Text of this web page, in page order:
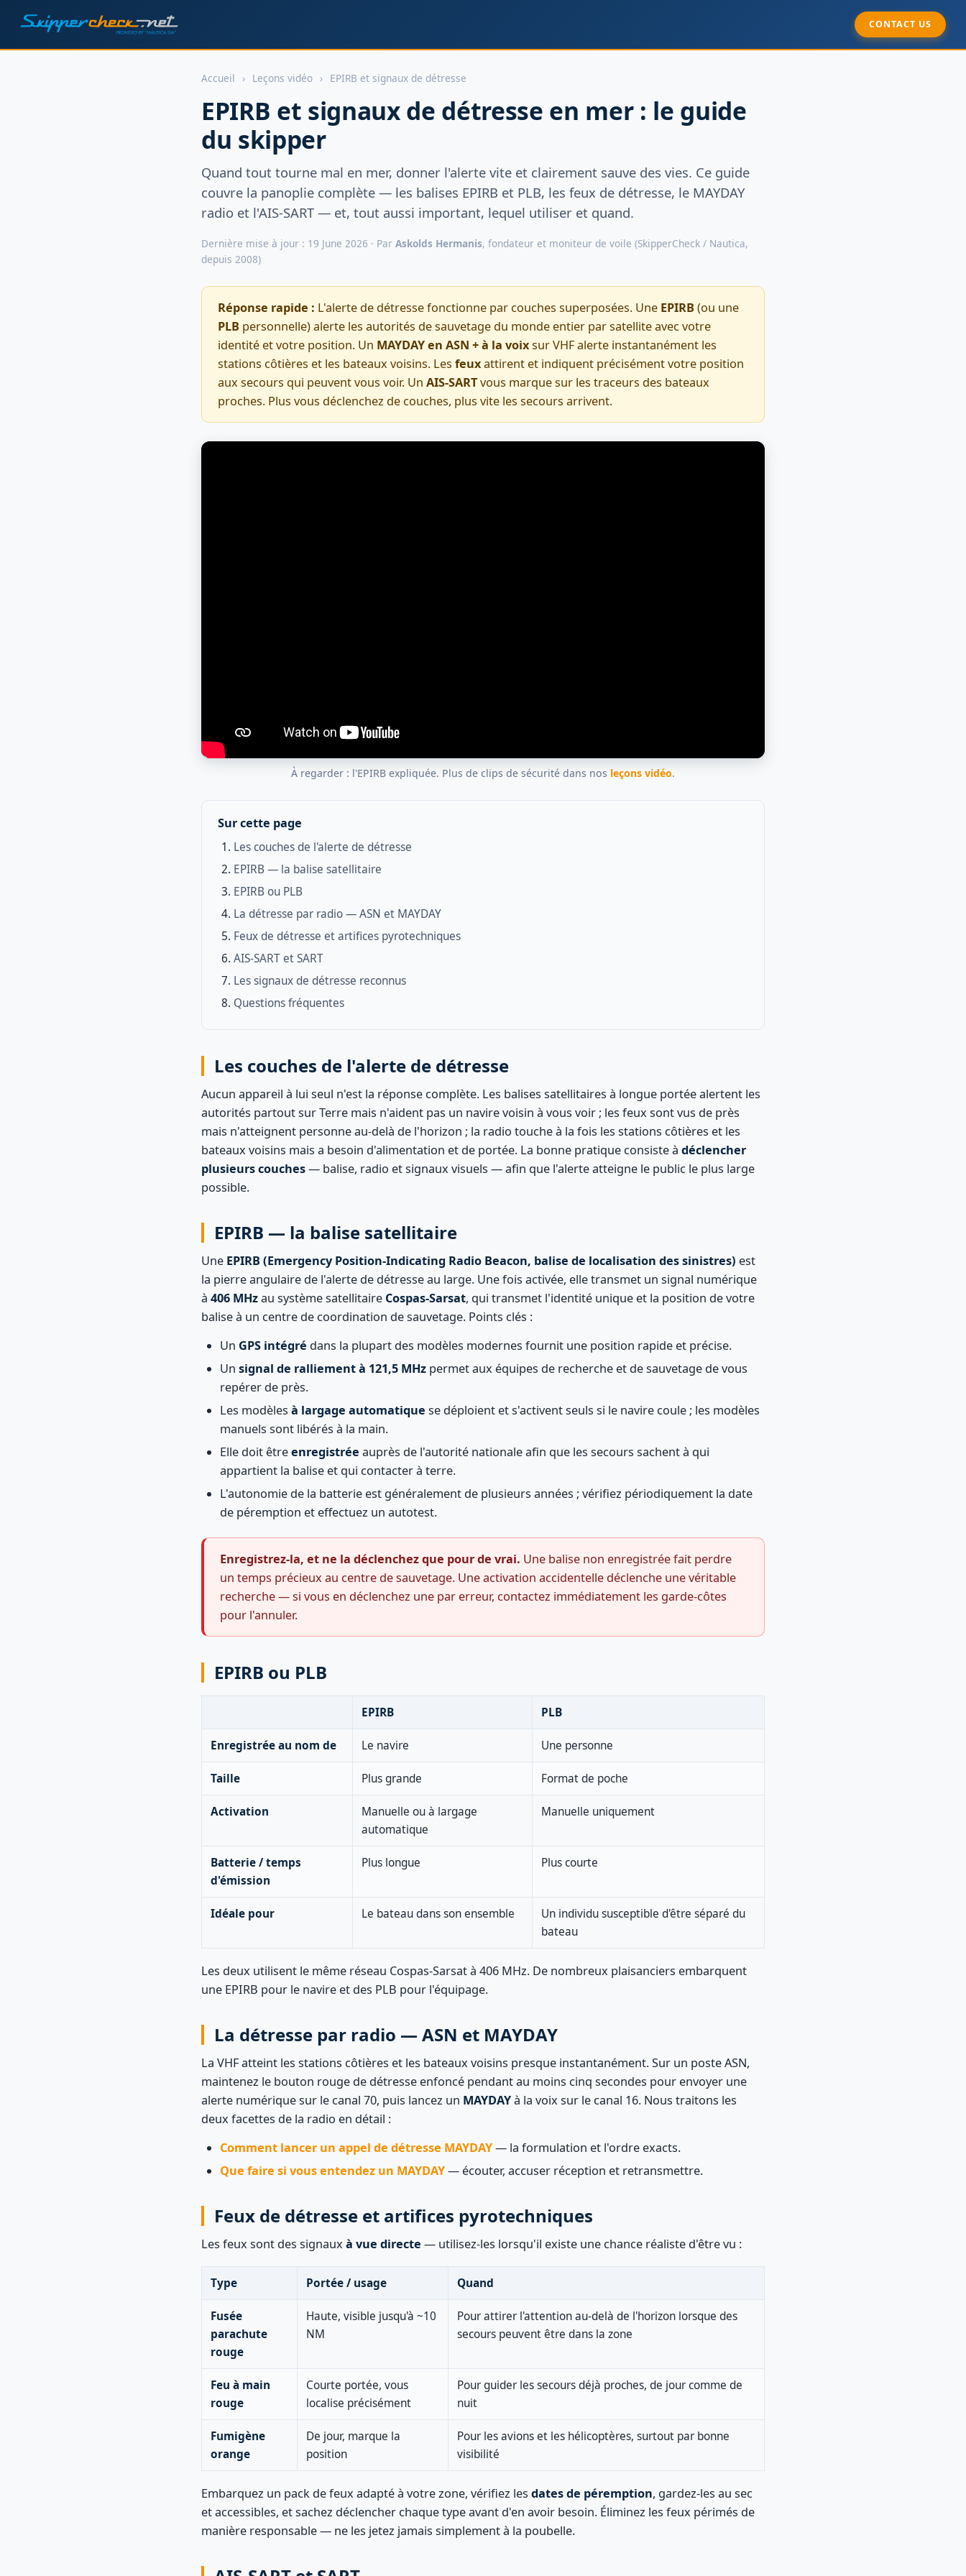
CONTACT US
Accueil › Leçons vidéo › EPIRB et signaux de détresse
EPIRB et signaux de détresse en mer : le guide
du skipper
Quand tout tourne mal en mer, donner l'alerte vite et clairement sauve des vies. Ce guide
couvre la panoplie complète — les balises EPIRB et PLB, les feux de détresse, le MAYDAY
radio et l'AIS-SART — et, tout aussi important, lequel utiliser et quand.
Dernière mise à jour : 19 June 2026 · Par Askolds Hermanis, fondateur et moniteur de voile (SkipperCheck / Nautica,
depuis 2008)
Réponse rapide : L'alerte de détresse fonctionne par couches superposées. Une EPIRB (ou une
PLB personnelle) alerte les autorités de sauvetage du monde entier par satellite avec votre
identité et votre position. Un MAYDAY en ASN + à la voixsur VHF alerte instantanément les
stations côtières et les bateaux voisins. Les feuxattirent et indiquent précisément votre position
aux secours qui peuvent vous voir. Un AIS-SARTvous marque sur les traceurs des bateaux
proches. Plus vous déclenchez de couches, plus vite les secours arrivent.
À regarder : l'EPIRB expliquée. Plus de clips de sécurité dans nos leçons vidéo.
Sur cette page
Les couches de l'alerte de détresse
EPIRB — la balise satellitaire
EPIRB ou PLB
La détresse par radio — ASN et MAYDAY
Feux de détresse et artifices pyrotechniques
AIS-SART et SART
Les signaux de détresse reconnus
Questions fréquentes
Les couches de l'alerte de détresse
Aucun appareil à lui seul n'est la réponse complète. Les balises satellitaires à longue portée alertent les
autorités partout sur Terre mais n'aident pas un navire voisin à vous voir ; les feux sont vus de près
mais n'atteignent personne au-delà de l'horizon ; la radio touche à la fois les stations côtières et les
bateaux voisins mais a besoin d'alimentation et de portée. La bonne pratique consiste à déclencher
plusieurs couches— balise, radio et signaux visuels — afin que l'alerte atteigne le public le plus large
possible.
EPIRB — la balise satellitaire
Une EPIRB (Emergency Position-Indicating Radio Beacon, balise de localisation des sinistres) est
la pierre angulaire de l'alerte de détresse au large. Une fois activée, elle transmet un signal numérique
à 406 MHzau système satellitaire Cospas-Sarsat, qui transmet l'identité unique et la position de votre
balise à un centre de coordination de sauvetage. Points clés :
Un GPS intégré dans la plupart des modèles modernes fournit une position rapide et précise.
Un signal de ralliement à 121,5 MHz permet aux équipes de recherche et de sauvetage de vous
repérer de près.
Les modèles à largage automatique se déploient et s'activent seuls si le navire coule ; les modèles
manuels sont libérés à la main.
Elle doit êtreenregistrée auprès de l'autorité nationale afin que les secours sachent à qui
appartient la balise et qui contacter à terre.
L'autonomie de la batterie est généralement de plusieurs années ; vérifiez périodiquement la date
de péremption et effectuez un autotest.
Enregistrez-la, et ne la déclenchez que pour de vrai. Une balise non enregistrée fait perdre
un temps précieux au centre de sauvetage. Une activation accidentelle déclenche une véritable
recherche — si vous en déclenchez une par erreur, contactez immédiatement les garde-côtes
pour l'annuler.
EPIRB ou PLB
EPIRB PLB
Enregistrée au nom de Le navire Une personne
Taille Plus grande Format de poche
Activation
Manuelle ou à largage
automatique
Manuelle uniquement
Batterie / temps
d'émission
Plus longue Plus courte
Idéale pour Le bateau dans son ensemble
Un individu susceptible d'être séparé du
bateau
Les deux utilisent le même réseau Cospas-Sarsat à 406 MHz. De nombreux plaisanciers embarquent
une EPIRB pour le navire et des PLB pour l'équipage.
La détresse par radio — ASN et MAYDAY
La VHF atteint les stations côtières et les bateaux voisins presque instantanément. Sur un poste ASN,
maintenez le bouton rouge de détresse enfoncé pendant au moins cinq secondes pour envoyer une
alerte numérique sur le canal 70, puis lancez un MAYDAYà la voix sur le canal 16. Nous traitons les
deux facettes de la radio en détail :
Comment lancer un appel de détresse MAYDAY— la formulation et l'ordre exacts.
Que faire si vous entendez un MAYDAY— écouter, accuser réception et retransmettre.
Feux de détresse et artifices pyrotechniques
Les feux sont des signaux à vue directe — utilisez-les lorsqu'il existe une chance réaliste d'être vu :
Type Portée / usage Quand
Fusée
parachute
rouge
Haute, visible jusqu'à ~10
NM
Pour attirer l'attention au-delà de l'horizon lorsque des
secours peuvent être dans la zone
Feu à main
rouge
Courte portée, vous
localise précisément
Pour guider les secours déjà proches, de jour comme de
nuit
Fumigène
orange
De jour, marque la
position
Pour les avions et les hélicoptères, surtout par bonne
visibilité
Embarquez un pack de feux adapté à votre zone, vérifiez les dates de péremption, gardez-les au sec
et accessibles, et sachez déclencher chaque type avant d'en avoir besoin. Éliminez les feux périmés de
manière responsable — ne les jetez jamais simplement à la poubelle.